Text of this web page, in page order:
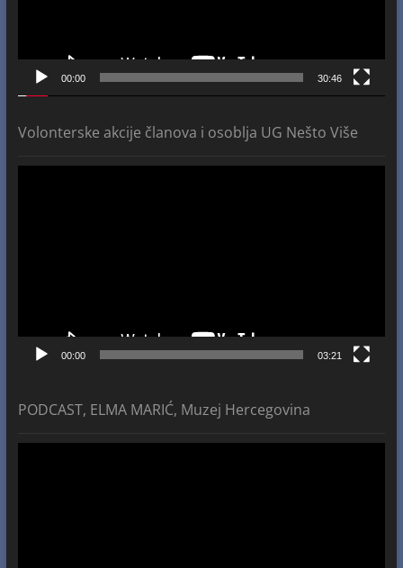
00:00 30:46
Volonterske akcije članova i osoblja UG Nešto Više
00:00 03:21
PODCAST, ELMA MARIĆ, Muzej Hercegovina